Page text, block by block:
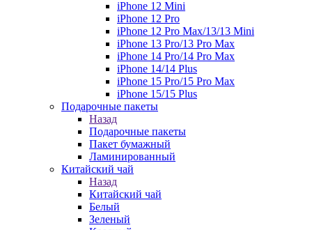
iPhone 12 Mini
iPhone 12 Pro
iPhone 12 Pro Max/13/13 Mini
iPhone 13 Pro/13 Pro Max
iPhone 14 Pro/14 Pro Max
iPhone 14/14 Plus
iPhone 15 Pro/15 Pro Max
iPhone 15/15 Plus
Подарочные пакеты
Назад
Подарочные пакеты
Пакет бумажный
Ламинированный
Китайский чай
Назад
Китайский чай
Белый
Зеленый